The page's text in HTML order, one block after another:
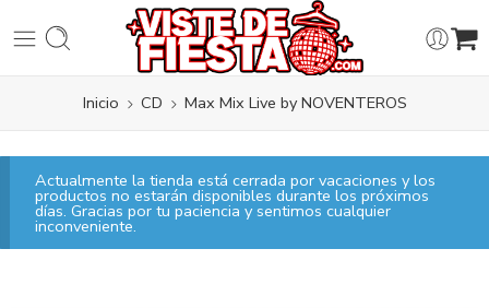
Inicio CD Max Mix Live by NOVENTEROS
Actualmente la tienda está cerrada por vacaciones y los
productos no estarán disponibles durante los próximos
días. Gracias por tu paciencia y sentimos cualquier
inconveniente.